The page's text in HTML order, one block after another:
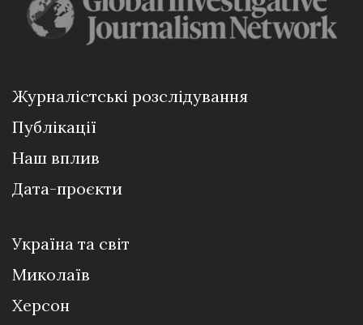
Журналістські розслідування
Публікації
Наш вплив
Дата-проєкти
Україна та світ
Миколаїв
Херсон